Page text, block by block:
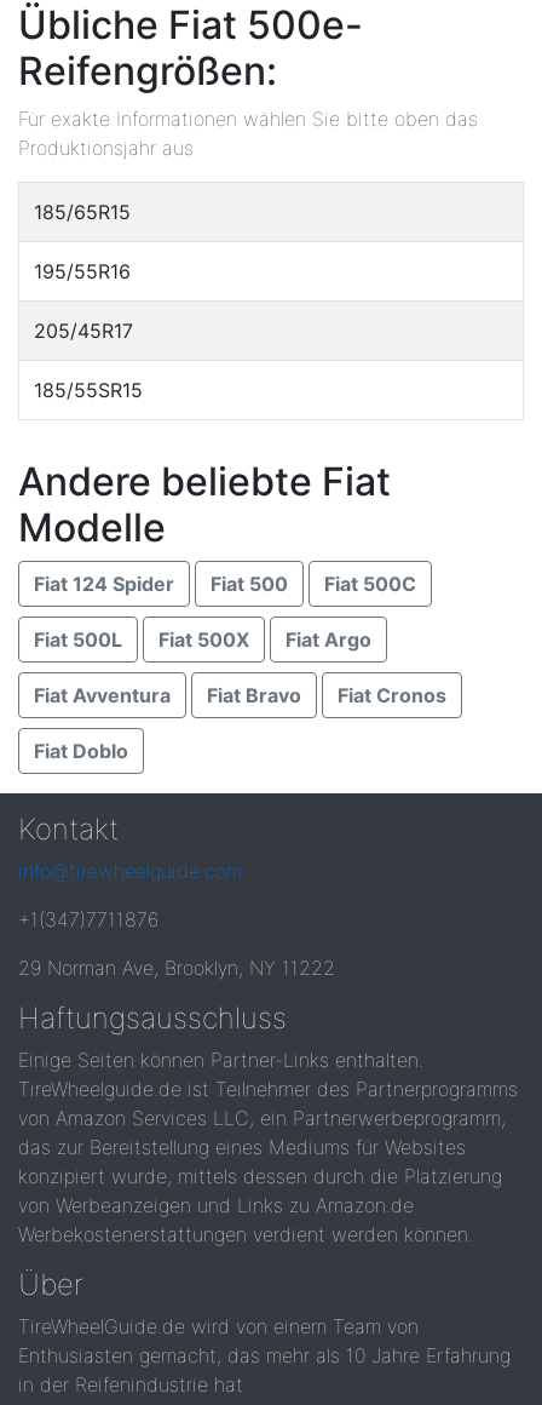
Übliche Fiat 500e-
Reifengrößen:
Für exakte Informationen wählen Sie bitte oben das
Produktionsjahr aus
185/65R15
195/55R16
205/45R17
185/55SR15
Andere beliebte Fiat
Modelle
Fiat 124 Spider Fiat 500 Fiat 500C
Fiat 500L Fiat 500X Fiat Argo
Fiat Avventura Fiat Bravo Fiat Cronos
Fiat Doblo
Kontakt
info@tirewheelguide.com
+1(347)7711876
29 Norman Ave, Brooklyn, NY 11222
Haftungsausschluss
Einige Seiten können Partner-Links enthalten.
TireWheelguide.de ist Teilnehmer des Partnerprogramms
von Amazon Services LLC, ein Partnerwerbeprogramm,
das zur Bereitstellung eines Mediums für Websites
konzipiert wurde, mittels dessen durch die Platzierung
von Werbeanzeigen und Links zu Amazon.de
Werbekostenerstattungen verdient werden können.
Über
TireWheelGuide.de wird von einem Team von
Enthusiasten gemacht, das mehr als 10 Jahre Erfahrung
in der Reifenindustrie hat